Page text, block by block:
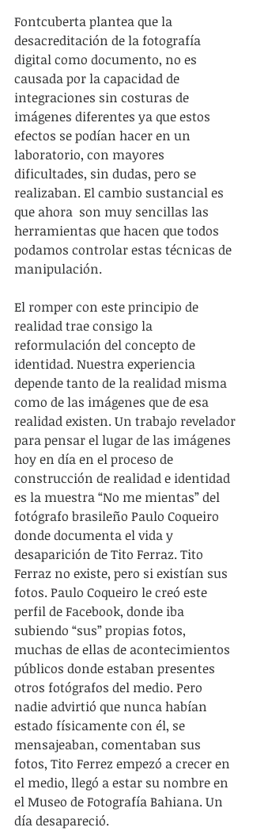
Fontcuberta plantea que la
desacreditación de la fotografía
digital como documento, no es
causada por la capacidad de
integraciones sin costuras de
imágenes diferentes ya que estos
efectos se podían hacer en un
laboratorio, con mayores
dificultades, sin dudas, pero se
realizaban. El cambio sustancial es
que ahora  son muy sencillas las
herramientas que hacen que todos
podamos controlar estas técnicas de
manipulación.
El romper con este principio de
realidad trae consigo la
reformulación del concepto de
identidad. Nuestra experiencia
depende tanto de la realidad misma
como de las imágenes que de esa
realidad existen. Un trabajo revelador
para pensar el lugar de las imágenes
hoy en día en el proceso de
construcción de realidad e identidad
es la muestra “No me mientas” del
fotógrafo brasileño Paulo Coqueiro
donde documenta el vida y
desaparición de Tito Ferraz. Tito
Ferraz no existe, pero si existían sus
fotos. Paulo Coqueiro le creó este
perfil de Facebook, donde iba
subiendo “sus” propias fotos,
muchas de ellas de acontecimientos
públicos donde estaban presentes
otros fotógrafos del medio. Pero
nadie advirtió que nunca habían
estado físicamente con él, se
mensajeaban, comentaban sus
fotos, Tito Ferrez empezó a crecer en
el medio, llegó a estar su nombre en
el Museo de Fotografía Bahiana. Un
día desapareció.